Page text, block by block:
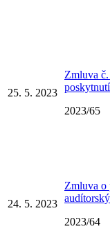
25. 5. 2023
Zmluva
2023/65
24. 5. 2023
Zmluva o
2023/64